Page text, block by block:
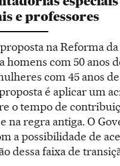
e professores
na Reforma
homens com 50 anos
com 45 anos
é aplicar um
o tempo de
na regra antiga. O
a possibilidade de
dessa faixa de